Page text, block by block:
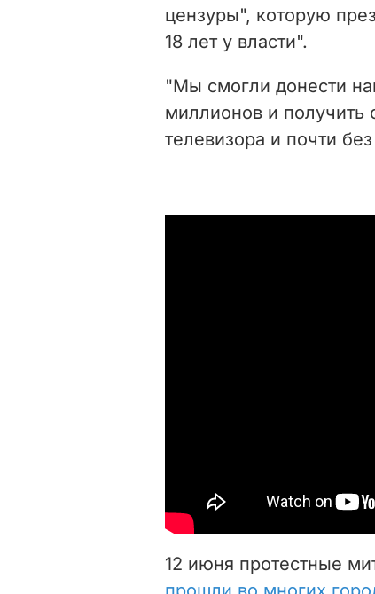
цензуры", которую
18 лет у власти".
"Мы смогли донести
миллионов и получить
телевизора и почти
12 июня протестные